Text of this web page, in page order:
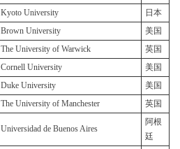
Kyoto University
日本
Brown University
美国
The University of Warwick
英国
Cornell University
美国
Duke University
美国
The University of Manchester 英国
Universidad de Buenos Aires
阿根
廷